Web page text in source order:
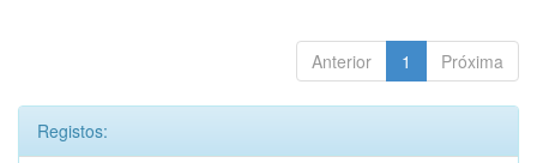
Anterior 1 Próxima
Registos: